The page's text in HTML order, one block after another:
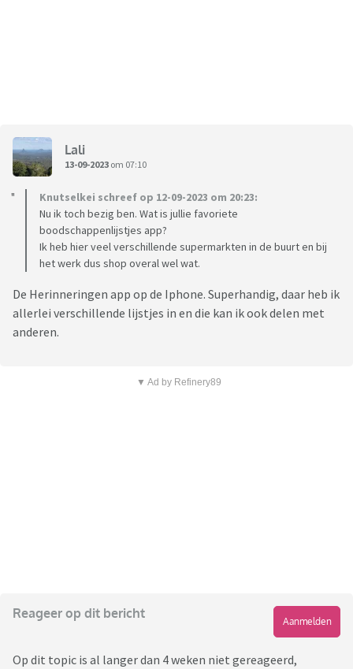
Lali
13-09-2023 om 07:10
Knutselkei schreef op 12-09-2023 om 20:23:
Nu ik toch bezig ben. Wat is jullie favoriete
boodschappenlijstjes app?
Ik heb hier veel verschillende supermarkten in de buurt en bij
het werk dus shop overal wel wat.
De Herinneringen app op de Iphone. Superhandig, daar heb ik
allerlei verschillende lijstjes in en die kan ik ook delen met
anderen.
▼ Ad by Refinery89
Reageer op dit bericht
Aanmelden
Op dit topic is al langer dan 4 weken niet gereageerd,